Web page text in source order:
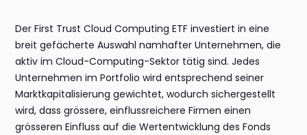
Der First Trust Cloud Computing ETF investiert in eine
breit gefächerte Auswahl namhafter Unternehmen, die
aktiv im Cloud-Computing-Sektor tätig sind. Jedes
Unternehmen im Portfolio wird entsprechend seiner
Marktkapitalisierung gewichtet, wodurch sichergestellt
wird, dass grössere, einflussreichere Firmen einen
grösseren Einfluss auf die Wertentwicklung des Fonds